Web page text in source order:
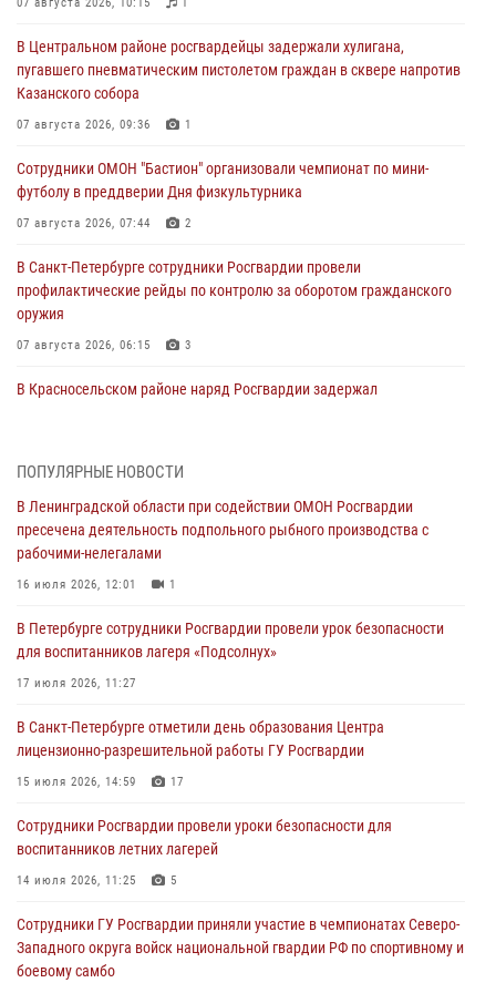
В Центральном районе росгвардейцы задержали хулигана,
пугавшего пневматическим пистолетом граждан в сквере напротив
Казанского собора
07 августа 2026, 09:36 1
Сотрудники ОМОН "Бастион" организовали чемпионат по мини-
футболу в преддверии Дня физкультурника
07 августа 2026, 07:44 2
В Санкт-Петербурге сотрудники Росгвардии провели
профилактические рейды по контролю за оборотом гражданского
оружия
07 августа 2026, 06:15 3
В Красносельском районе наряд Росгвардии задержал
06 августа 2026, 13:39 1
В Центральном районе росгвардейцы оперативно задержали
хулигана, стрелявшего из пускового устройства рядом с жилыми
домами
06 августа 2026, 11:36
Сотрудники и военнослужащие Росгвардии обеспечили
правопорядок при проведении матча "Зенит" - "Балтика"
06 августа 2026, 07:30
В Выборгском районе наряд Росгвардии обнаружил
разыскиваемый преступный автотранспорт
05 августа 2026, 12:25 2
Петербургские росгвардейцы обнаружили объявленный в розыск
автомобиль, ранее использовавшийся при совершении кражи в
Ленобласти
ПОПУЛЯРНЫЕ НОВОСТИ
В Ленинградской области при содействии ОМОН Росгвардии
пресечена деятельность подпольного рыбного производства с
рабочими-нелегалами
16 июля 2026, 12:01 1
В Петербурге сотрудники Росгвардии провели урок безопасности
для воспитанников лагеря «Подсолнух»
17 июля 2026, 11:27
В Санкт-Петербурге отметили день образования Центра
лицензионно-разрешительной работы ГУ Росгвардии
15 июля 2026, 14:59 17
Сотрудники Росгвардии провели уроки безопасности для
воспитанников летних лагерей
14 июля 2026, 11:25 5
Сотрудники ГУ Росгвардии приняли участие в чемпионатах Северо-
Западного округа войск национальной гвардии РФ по спортивному и
боевому самбо